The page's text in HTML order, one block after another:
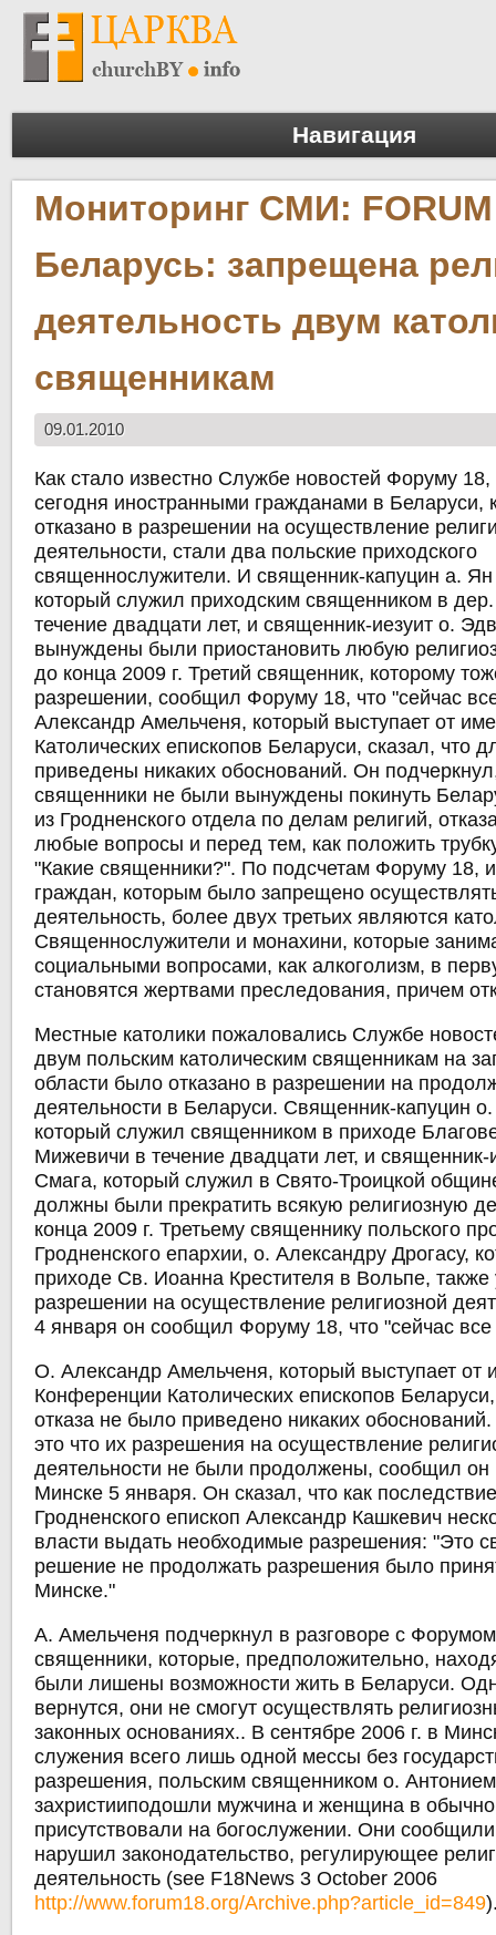
Навигация
Мониторинг СМИ:
Беларусь: запрещена
деятельность двум
священникам
09.01.2010
Как стало известно Службе новостей Форуму
сегодня иностранными гражданами в Беларуси,
отказано в разрешении на осуществление
деятельности, стали два польские приходского
священнослужители. И священник-капуцин а. Ян
который служил приходским священником в
течение двадцати лет, и священник-иезуит о.
вынуждены были приостановить любую
до конца 2009 г. Третий священник, которому
разрешении, сообщил Форуму 18, что "сейчас
Александр Амельченя, который выступает от
Католических епископов Беларуси, сказал, что
приведены никаких обоснований. Он
священники не были вынуждены покинуть
из Гродненского отдела по делам религий,
любые вопросы и перед тем, как положить
"Какие священники?". По подсчетам Форуму 18,
граждан, которым было запрещено
деятельность, более двух третьих являются
Священнослужители и монахини, которые
социальными вопросами, как алкоголизм, в
становятся жертвами преследования, причем
Местные католики пожаловались Службе
двум польским католическим священникам на
области было отказано в разрешении на
деятельности в Беларуси. Священник-капуцин
который служил священником в приходе
Мижевичи в течение двадцати лет, и
Смага, который служил в Свято-Троицкой
должны были прекратить всякую религиозную
конца 2009 г. Третьему священнику польского
Гродненского епархии, о. Александру Дрогасу,
приходе Св. Иоанна Крестителя в Вольпе, также
разрешении на осуществление религиозной
4 января он сообщил Форуму 18, что "сейчас
О. Александр Амельченя, который выступает от
Конференции Католических епископов
отказа не было приведено никаких
это что их разрешения на осуществление
деятельности не были продолжены, сообщил
Минске 5 января. Он сказал, что как
Гродненского епископ Александр Кашкевич
власти выдать необходимые разрешения: "Это
решение не продолжать разрешения было
Минске."
А. Амельченя подчеркнул в разговоре с
священники, которые, предположительно,
были лишены возможности жить в Беларуси.
вернутся, они не смогут осуществлять
законных основаниях.. В сентябре 2006 г. в
служения всего лишь одной мессы без
разрешения, польским священником о.
захристииподошли мужчина и женщина в
присутствовали на богослужении. Они
нарушил законодательство, регулирующее
деятельность (see F18News 3 October 2006
http://www.forum18.org/Archive.php?article_id=849